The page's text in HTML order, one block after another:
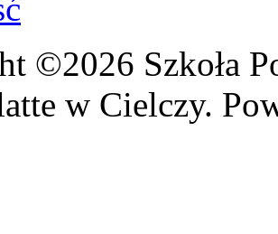
©2026 Szkoła
w Cielczy.